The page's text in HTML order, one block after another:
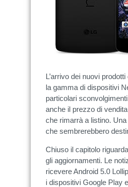
L’arrivo dei nuovi
la gamma di dispositivi
particolari
anche il prezzo di
che rimarrà a listino.
che sembrerebbero
Chiuso il capitolo
gli aggiornamenti. Le
ricevere Android 5.0
i dispositivi Google Play